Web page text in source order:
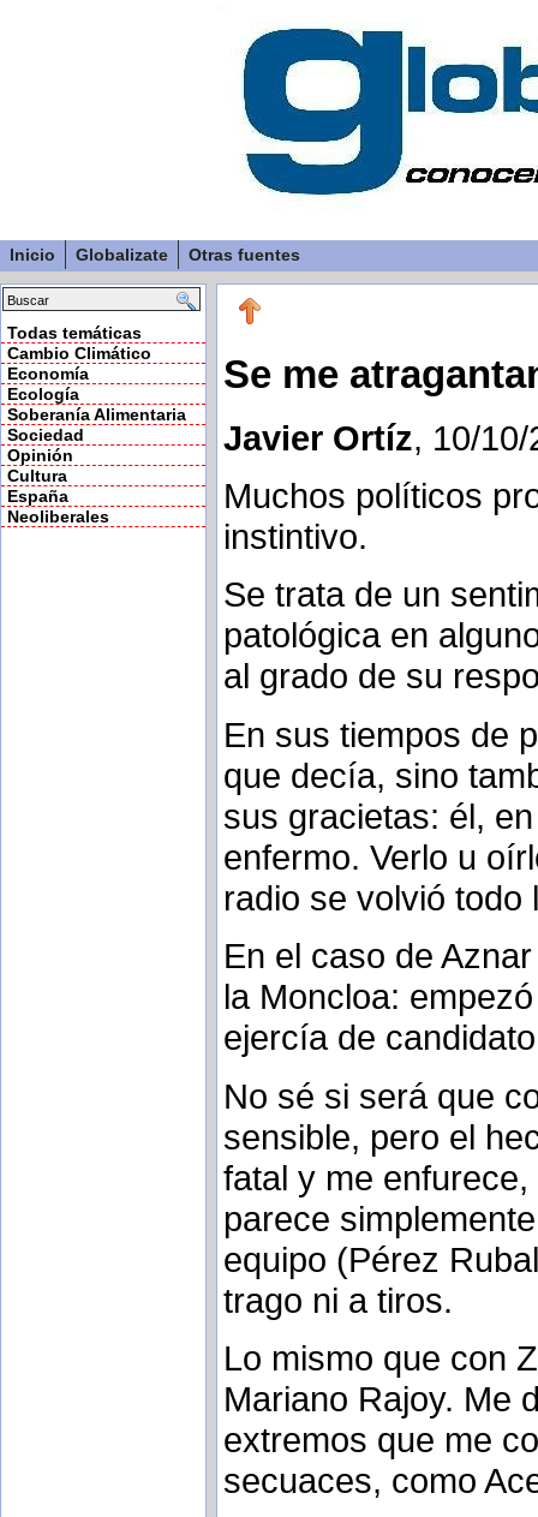
Inicio Globalizate Otras fuentes
Todas temáticas
Cambio Climático
Economía
Ecología
Soberanía Alimentaria
Sociedad
Opinión
Cultura
España
Neoliberales
Se me
Javier Ortíz, 10/
Muchos políticos
instintivo.
Se trata de un
patológica en
al grado de su
En sus tiempos de
que decía, sino
sus gracietas: él,
enfermo. Verlo u
radio se volvió todo
En el caso de
la Moncloa:
ejercía de
No sé si será que
sensible, pero el
fatal y me
parece
equipo (Pérez
trago ni a tiros.
Lo mismo que con
Mariano Rajoy. Me
extremos que me
secuaces, como